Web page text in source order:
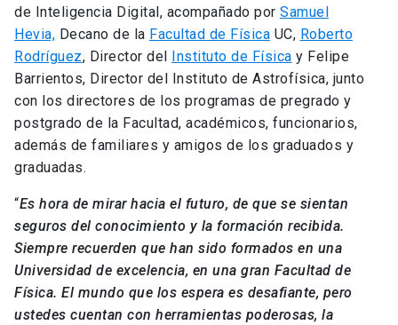
de Inteligencia Digital, acompañado por Samuel
Hevia, Decano de la Facultad de Física UC, Roberto
Rodríguez, Director del Instituto de Física y Felipe
Barrientos, Director del Instituto de Astrofísica, junto
con los directores de los programas de pregrado y
postgrado de la Facultad, académicos, funcionarios,
además de familiares y amigos de los graduados y
graduadas.
“Es hora de mirar hacia el futuro, de que se sientan
seguros del conocimiento y la formación recibida.
Siempre recuerden que han sido formados en una
Universidad de excelencia, en una gran Facultad de
Física. El mundo que los espera es desafiante, pero
ustedes cuentan con herramientas poderosas, la